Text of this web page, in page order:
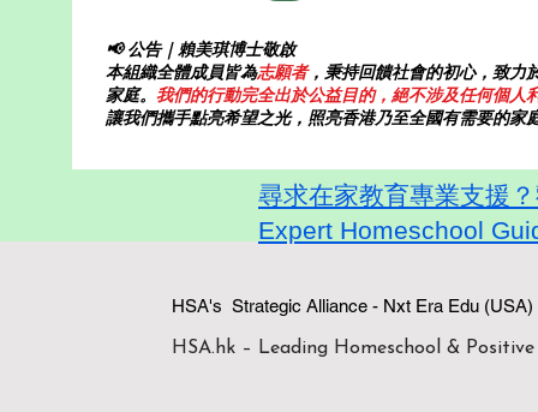
📢 公告｜賴美琪博士敬啟
本組織全體成員皆為志願者，秉持回饋社會的初心，致力
家庭。 我們的行動完全出於公益目的，絕不涉及任何個人
讓我們攜手點亮希望之光，照亮香港乃至全國有需要的家
尋求在家教育專業支援
Expert Homeschool
HSA's Strategic Alliance - Nxt Era Edu
HSA.hk – Leading Homeschool &